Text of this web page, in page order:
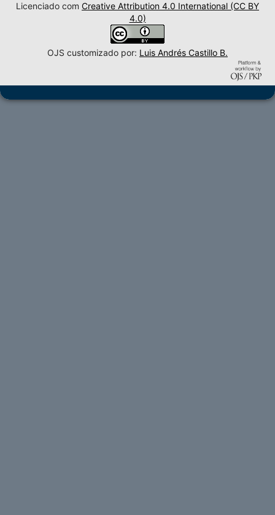
Licenciado com Creative Attribution 4.0 International (CC BY
4.0)
OJS customizado por: Luis Andrés Castillo B.